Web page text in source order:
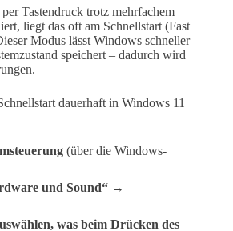
Tastendruck trotz mehrfachem
liegt das oft am Schnellstart (Fast
Modus lässt Windows schneller
speichert – dadurch wird
dauerhaft in Windows 11
(über die Windows-
und Sound“ →
was beim Drücken des